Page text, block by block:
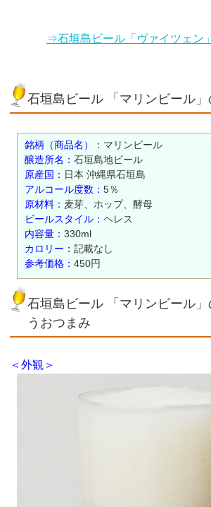
⇒石垣島ビール「ヴァイツェン
石垣島ビール 「マリンビール」
銘柄（商品名）： マリンビール
醸造所名：石垣島地ビール
原産国： 日本 沖縄県石垣島
アルコール度数：5％
原材料： 麦芽、ホップ、酵母
ビールスタイル：ヘレス
内容量：330ml
カロリー：記載なし
参考価格：450円
石垣島ビール 「マリンビール
うおつまみ
＜外観＞